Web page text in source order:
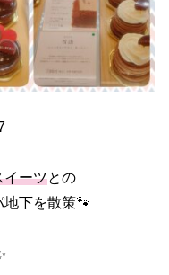
イーツとの
下を散策🐾